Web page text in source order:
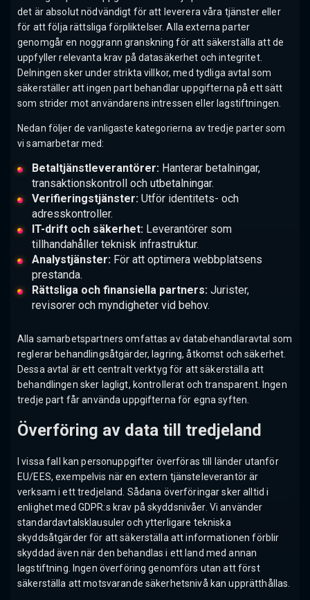
det är absolut nödvändigt för att leverera våra tjänster eller
för att följa rättsliga förpliktelser. Alla externa parter
genomgår en noggrann granskning för att säkerställa att de
uppfyller relevanta krav på datasäkerhet och integritet.
Delningen sker under strikta villkor, med tydliga avtal som
säkerställer att ingen part behandlar uppgifterna på ett sätt
som strider mot användarens intressen eller lagstiftningen.
Nedan följer de vanligaste kategorierna av tredje parter som
vi samarbetar med:
Betaltjänstleverantörer:Hanterar betalningar,
transaktionskontroll och utbetalningar.
Verifieringstjänster:Utför identitets- och
adresskontroller.
IT-drift och säkerhet:Leverantörer som
tillhandahåller teknisk infrastruktur.
Analystjänster:För att optimera webbplatsens
prestanda.
Rättsliga och finansiella partners:Jurister,
revisorer och myndigheter vid behov.
Alla samarbetspartners omfattas av databehandlaravtal som
reglerar behandlingsåtgärder, lagring, åtkomst och säkerhet.
Dessa avtal är ett centralt verktyg för att säkerställa att
behandlingen sker lagligt, kontrollerat och transparent. Ingen
tredje part får använda uppgifterna för egna syften.
Överföring av data till tredjeland
I vissa fall kan personuppgifter överföras till länder utanför
EU/EES, exempelvis när en extern tjänsteleverantör är
verksam i ett tredjeland. Sådana överföringar sker alltid i
enlighet med GDPR:s krav på skyddsnivåer. Vi använder
standardavtalsklausuler och ytterligare tekniska
skyddsåtgärder för att säkerställa att informationen förblir
skyddad även när den behandlas i ett land med annan
lagstiftning. Ingen överföring genomförs utan att först
säkerställa att motsvarande säkerhetsnivå kan upprätthållas.